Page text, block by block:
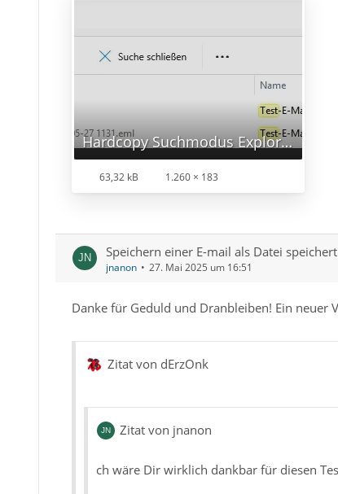
Vielleicht wäre das eine Lösung für Dich und
Hardcopy Suchmodus Explorer.jpg
63,32 kB 1.260 × 183
Speichern einer E-mail als Datei
jnanon 27. Mai 2025 um 16:51
Danke für Geduld und Dranbleiben! Ein neuer
Zitat von dErzOnk
Zitat von jnanon
ch wäre Dir wirklich dankbar für diesen